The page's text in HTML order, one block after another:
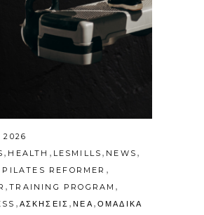
2026
, HEALTH , LESMILLS , NEWS ,
REFORMER ,
,TRAINING PROGRAM ,
, ΑΣΚΗΣΕΙΣ ,ΝΕΑ, ΟΜΑΔΙΚΑ